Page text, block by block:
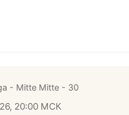
- Mitte Mitte - 30
20:00 МСК